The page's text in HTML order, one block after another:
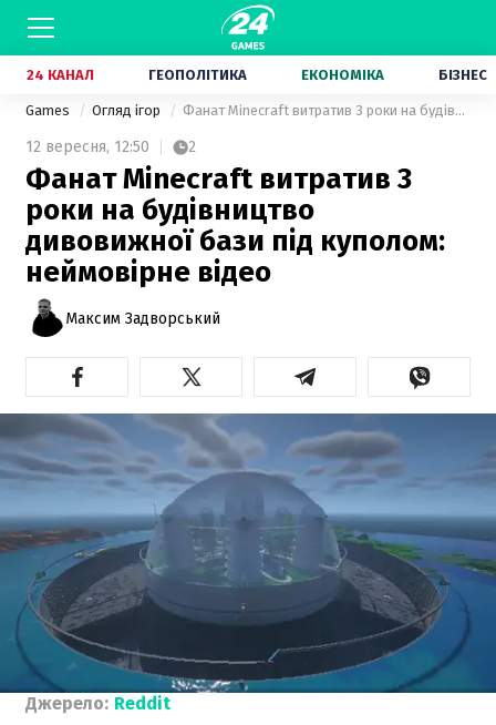
24 КАНАЛ ГЕОПОЛІТИКА ЕКОНОМІКА БІЗНЕС
Games Огляд ігор Фанат Minecraft витратив 3 роки на будівництво дивовижної бази під куполом: неймовірне відео
12 вересня, 12:50 2
Фанат Minecraft витратив 3
роки на будівництво
дивовижної бази під куполом:
неймовірне відео
Максим Задворський
Джерело: Reddit